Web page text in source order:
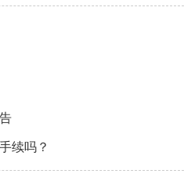
续吗？